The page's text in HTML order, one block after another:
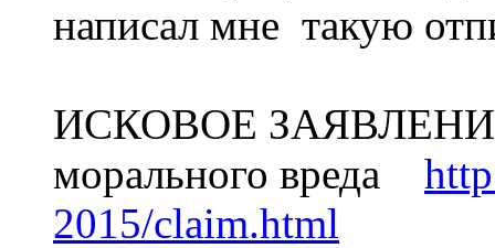
написал мне такую
ИСКОВОЕ ЗАЯВЛЕНИЕ
морального вреда
2015/claim.html